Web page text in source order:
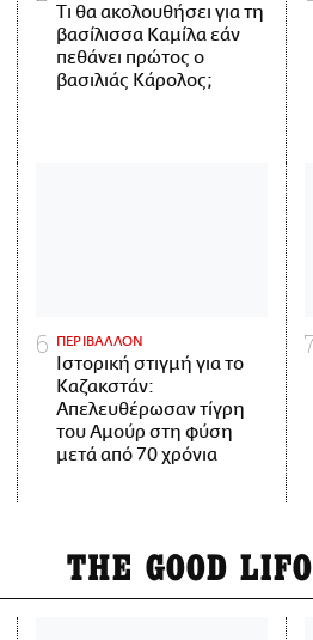
Τι θα ακολουθήσει για τη
βασίλισσα Καμίλα εάν
πεθάνει πρώτος ο
βασιλιάς Κάρολος;
ΠΕΡΙΒΑΛΛΟΝ
Ιστορική στιγμή για το
Καζακστάν:
Απελευθέρωσαν τίγρη
του Αμούρ στη φύση
μετά από 70 χρόνια
THE GOOD LIFO